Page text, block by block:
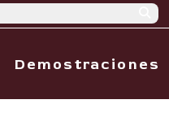
Demostraciones